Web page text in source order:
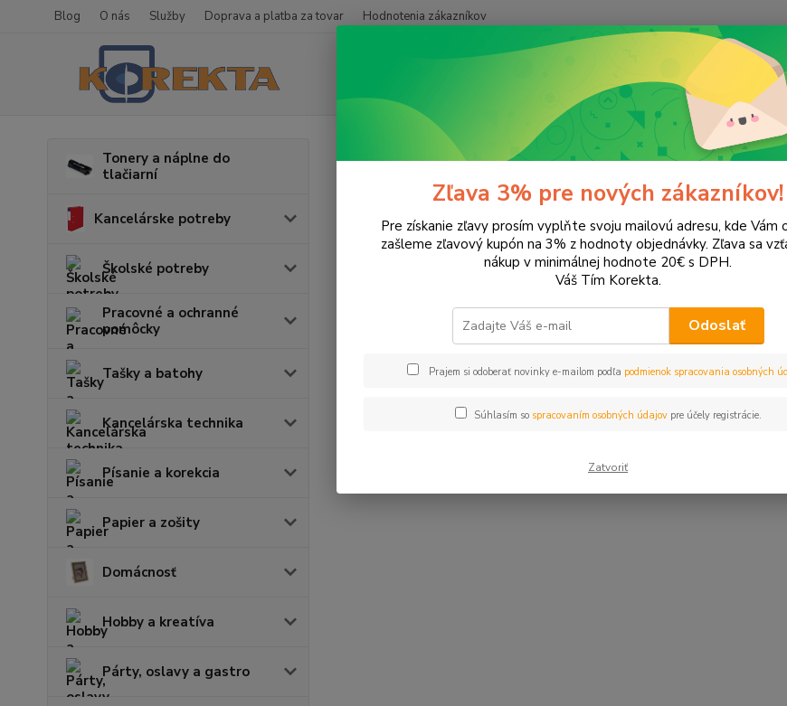
Blog O nás Služby Doprava a platba za tovar Hodnotenia zákazníkov
Tonery a náplne do
tlačiarní
Kancelárske potreby
Školské potreby
Pracovné a ochranné
pomôcky
Tašky a batohy
Kancelárska technika
Písanie a korekcia
Papier a zošity
Domácnosť
Hobby a kreatíva
Párty, oslavy a gastro
Tonery a náplne do tlačiarní Hewlett Packard HP DeskJet
DeskJet F4235
V tejto kategórii nebol nájdený žiadny tovar.
Zľava 3% pre nových zákazníkov!
Pre získanie zľavy prosím vyplňte svoju mailovú adresu, kde Vám
zašleme zľavový kupón na 3% z hodnoty objednávky. Zľava sa
nákup v minimálnej hodnote 20€ s DPH.
Váš Tím Korekta.
Odoslať
Prajem si odoberať novinky e-mailom podľa podmienok spracovania osobných
Súhlasím so spracovaním osobných údajovpre účely registrácie.
Zatvoriť